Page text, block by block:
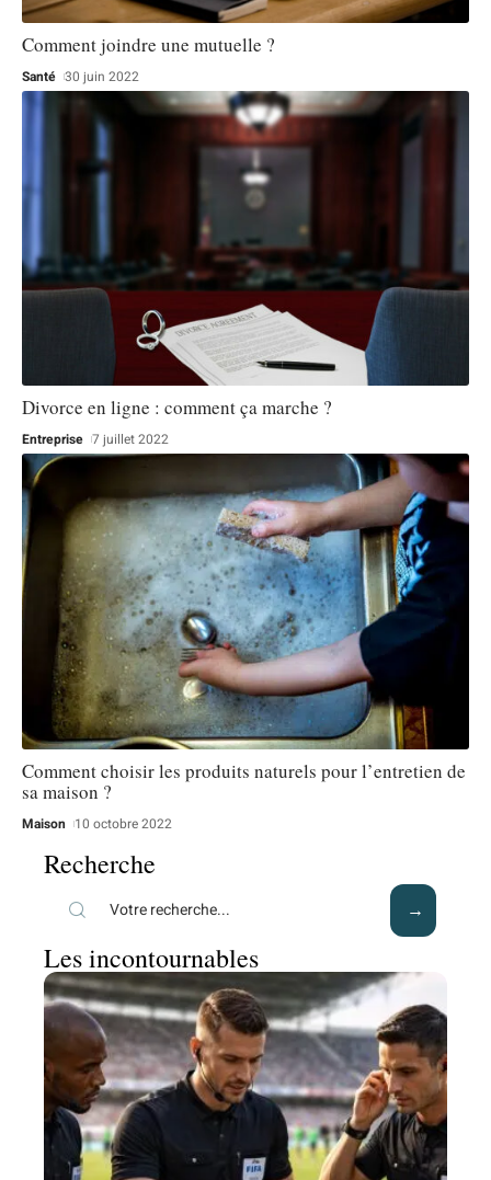
Comment joindre une mutuelle ?
Santé 30 juin 2022
Divorce en ligne : comment ça marche ?
Entreprise 7 juillet 2022
Comment choisir les produits naturels pour l’entretien de
sa maison ?
Maison 10 octobre 2022
Recherche
Les incontournables